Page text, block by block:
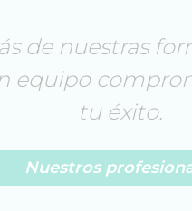
de nuestras
equipo
tu éxito.
Nuestros